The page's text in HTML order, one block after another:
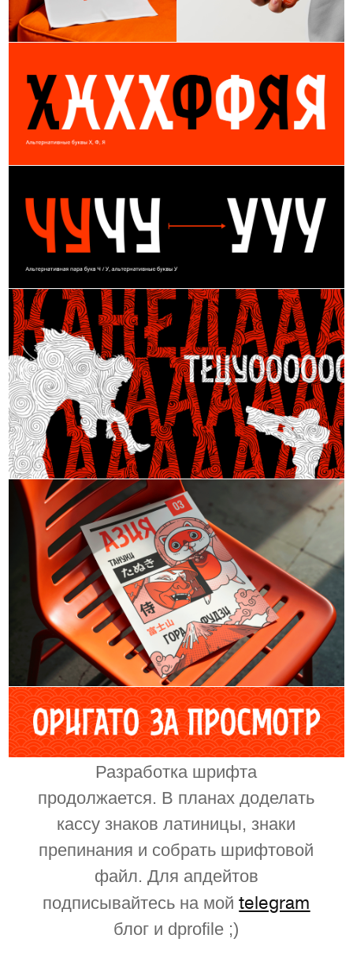
Разработка шрифта
продолжается. В планах доделать
кассу знаков латиницы, знаки
препинания и собрать шрифтовой
файл. Для апдейтов
подписывайтесь на мойtelegram
блог и dprofile ;)